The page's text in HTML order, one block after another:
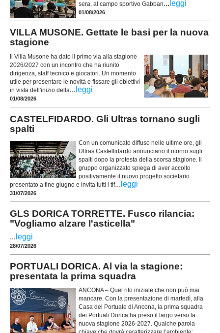
sera, al campo sportivo Gabban... leggi
01/08/2026
VILLA MUSONE. Gettate le basi per la nuova
stagione
Il Villa Musone ha dato il primo via alla stagione
2026/2027 con un incontro che ha riunito
dirigenza, staff tecnico e giocatori. Un momento
utile per presentare le novità e fissare gli obiettivi
in vista dell'inizio della... leggi
01/08/2026
CASTELFIDARDO. Gli Ultras tornano sugli
spalti
Con un comunicato diffuso nelle ultime ore, gli
Ultras Castelfidardo annunciano il ritorno sugli
spalti dopo la protesta della scorsa stagione. Il
gruppo organizzato spiega di aver accolto
positivamente il nuovo progetto societario
presentato a fine giugno e invita tutti i tif... leggi
31/07/2026
GLS DORICA TORRETTE. Fusco rilancia:
"Vogliamo alzare l'asticella"
... leggi
28/07/2026
PORTUALI DORICA. Al via la stagione:
presentata la prima squadra
ANCONA – Quel rito iniziale che non può mai
mancare. Con la presentazione di martedì, alla
Casa del Portuale di Ancona, la prima squadra
dei Portuali Dorica ha preso il largo verso la
nuova stagione 2026-2027. Qualche parola